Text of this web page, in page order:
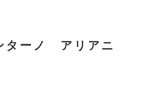
ターノ アリアニ